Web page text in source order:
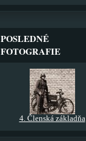
POSLEDNÉ
FOTOGRAFIE
4. Členská základňa